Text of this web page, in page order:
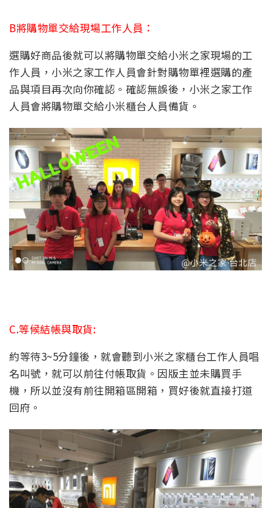
B將購物單交給現場工作人員：
選購好商品後就可以將購物單交給小米之家現場的工
作人員，小米之家工作人員會針對購物單裡選購的產
品與項目再次向你確認。確認無誤後，小米之家工作
人員會將購物單交給小米櫃台人員備貨。
C.等候結帳與取貨:
約等待3~5分鐘後，就會聽到小米之家櫃台工作人員唱
名叫號，就可以前往付帳取貨。因版主並未購買手
機，所以並沒有前往開箱區開箱，買好後就直接打道
回府。